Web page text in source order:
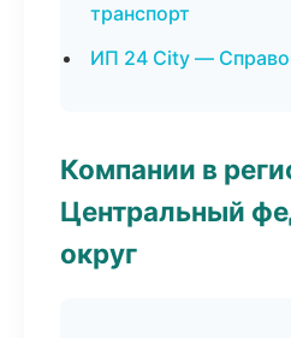
транспорт
ИП 24 City —
Компании в
Центральный
округ